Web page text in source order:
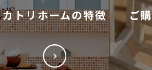
カトリホームの特徴 ご